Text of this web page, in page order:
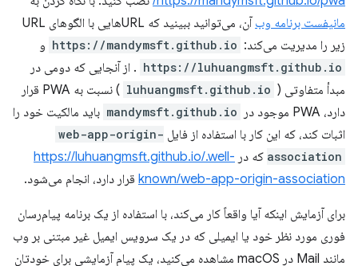
مانیفست برنامه وب
آن، می‌توانید ببینید که URLهایی با الگوهای URL
زیر را مدیریت می‌کند: https://mandymsft.github.io و
https://luhuangmsft.github.io . از آنجایی که دومی در
مبدأ متفاوتی ( luhuangmsft.github.io
) نسبت به PWA قرار
دارد، PWA موجود در
mandymsft.github.io باید مالکیت خود را
اثبات کند، که این کار با استفاده از فایل web-app-origin-
association که در https://luhuangmsft.github.io/.well-
known/web-app-origin-association قرار دارد، انجام می‌شود.
برای آزمایش اینکه آیا واقعاً کار می‌کند، با استفاده از یک برنامه پیام‌رسان
فوری مورد نظر خود یا ایمیلی که در یک سرویس ایمیل غیر مبتنی بر وب
مانند Mail در macOS مشاهده می‌کنید، یک پیام آزمایشی برای خودتان